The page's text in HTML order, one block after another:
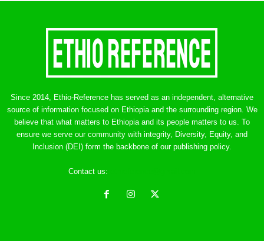
Since 2014, Ethio-Reference has served as an independent, alternative
source of information focused on Ethiopia and the surrounding region. We
believe that what matters to Ethiopia and its people matters to us. To
ensure we serve our community with integrity, Diversity, Equity, and
Inclusion (DEI) form the backbone of our publishing policy.
Contact us: